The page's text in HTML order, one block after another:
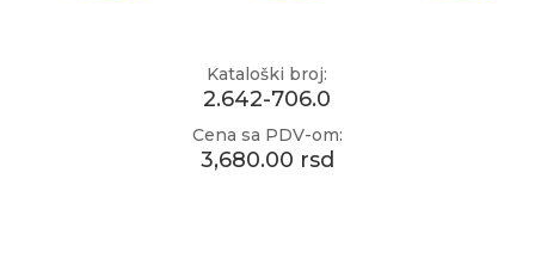
Kataloški broj:
2.642-706.0
Cena sa PDV-om:
3,680.00 rsd